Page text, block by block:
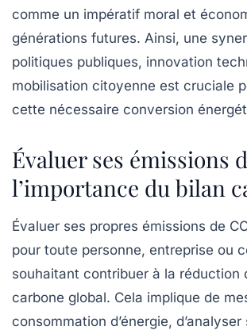
comme un impératif moral et
générations futures. Ainsi, une
politiques publiques, innovation
mobilisation citoyenne est cruciale
cette nécessaire conversion
Évaluer ses émissions
l’importance du bilan
Évaluer ses propres émissions de
pour toute personne, entreprise ou
souhaitant contribuer à la réduction
carbone global. Cela implique de
consommation d’énergie,